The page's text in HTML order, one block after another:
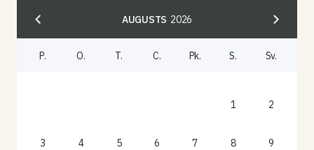
AUGUSTS 2026
P. O. T. C. Pk. S. Sv.
1 2
3 4 5 6 7 8 9